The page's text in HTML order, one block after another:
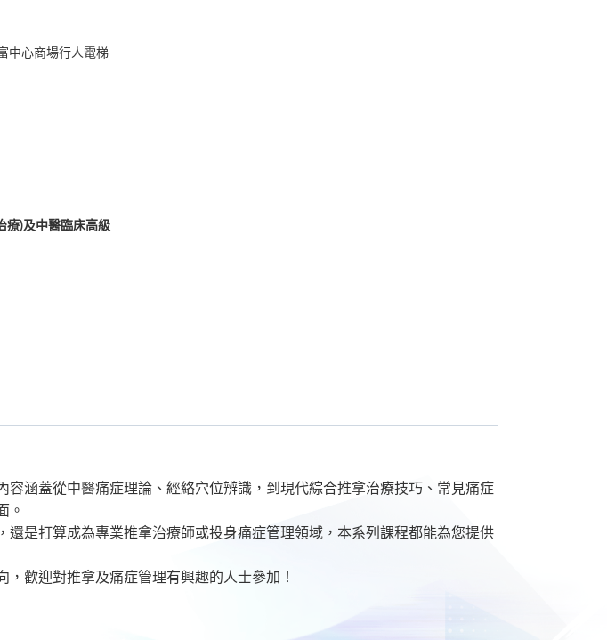
中心商場行人電梯
療)及中醫臨床⾼級
涵蓋從中醫痛症理論、經絡穴位辨識，到現代綜合推拿治療技巧、常見痛症
。
是打算成為專業推拿治療師或投身痛症管理領域，本系列課程都能為您提供
歡迎對推拿及痛症管理有興趣的人士參加！